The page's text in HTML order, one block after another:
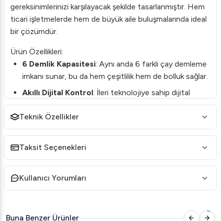
gereksinimlerinizi karşılayacak şekilde tasarlanmıştır. Hem
ticari işletmelerde hem de büyük aile buluşmalarında ideal
bir çözümdür.
Ürün Özellikleri:
6 Demlik Kapasitesi: Aynı anda 6 farklı çay demleme
imkanı sunar, bu da hem çeşitlilik hem de bolluk sağlar.
Akıllı Dijital Kontrol: İleri teknolojiye sahip dijital
ekranı sayesinde sıcaklık ve demleme süreçlerini
kolayca kontrol edebilirsiniz.
Statik Isıtma Sistemi: Eşit ısı dağılımı ile çaylarınızı
ideal sıcaklıkta tutar ve lezzetlerinden ödün vermeden
saatlerce taze kalmalarını sağlar.
Yüksek Kalite Titanium Malzeme
Teknik Özellikler
Taksit Seçenekleri
Kullanıcı Yorumları
Buna Benzer Ürünler